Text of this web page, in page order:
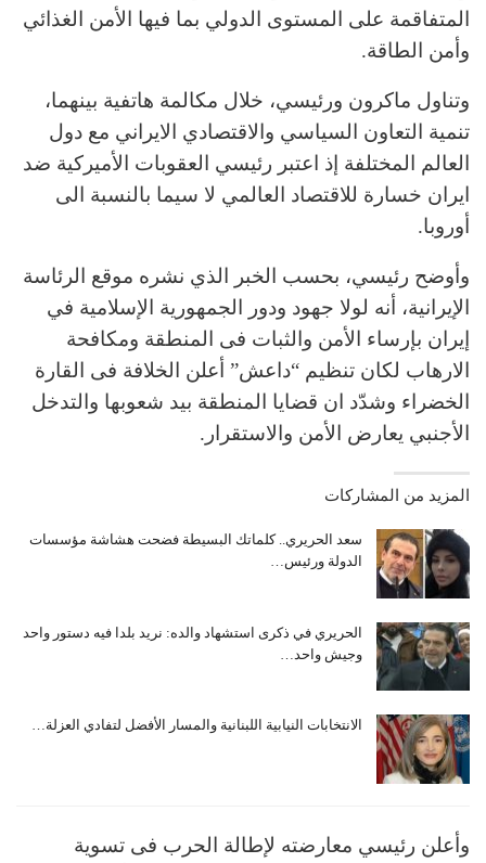
‌المتفاقمة علی المستوی الدولي بما فیها الأمن الغذائي
وأمن الطاقة.
وتناول ماكرون ورئيسي، خلال مكالمة هاتفية بينهما،
تنمیة التعاون السیاسي والاقتصادي الایراني مع دول
العالم المختلفة إذ اعتبر رئيسي العقوبات الأمیرکیة ضد
ایران خسارة للاقتصاد العالمي لا سیما بالنسبة الی
أوروبا.
وأوضح رئيسي، بحسب الخبر الذي نشره موقع الرئاسة
الإيرانية، أنه لولا جهود ودور الجمهوریة الإسلامیة في
إیران بإرساء الأمن والثبات فی المنطقة ومکافحة
الارهاب لکان تنظیم “داعش” أعلن الخلافة فی القارة
الخضراء وشدّد ان قضایا المنطقة بید شعوبها والتدخل
الأجنبي یعارض الأمن والاستقرار.
المزيد من المشاركات
سعد الحريري.. كلماتك البسيطة فضحت هشاشة مؤسسات
الدولة ورئيس…
الحريري في ذكرى استشهاد والده: نريد بلدا فيه دستور واحد
وجيش واحد…
الانتخابات النيابية اللبنانية والمسار الأفضل لتفادي العزلة…
وأعلن رئیسي معارضته لإطالة الحرب فی تسویة